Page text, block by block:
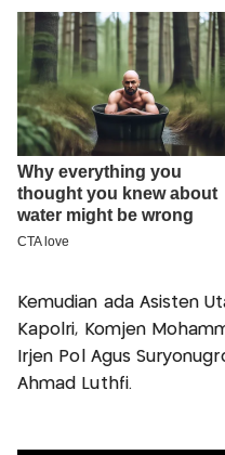
Kemudian ada Asisten
Kapolri, Komjen
Irjen Pol Agus
Ahmad Luthfi.